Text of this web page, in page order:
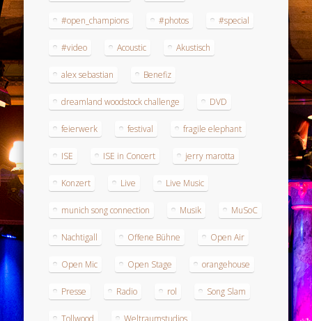
#open_champions #photos #special
#video Acoustic Akustisch
alex sebastian Benefiz
dreamland woodstock challenge DVD
feierwerk festival fragile elephant
ISE ISE in Concert jerry marotta
Konzert Live Live Music
munich song connection Musik MuSoC
Nachtigall Offene Bühne Open Air
Open Mic Open Stage orangehouse
Presse Radio rol Song Slam
Tollwood Weltraumstudios